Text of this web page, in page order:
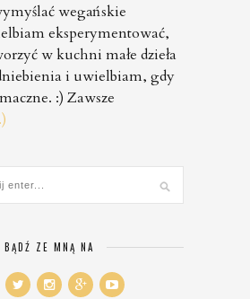
wegańskie
eksperymentować,
w kuchni małe dzieła
i uwielbiam, gdy
:) Zawsze
BĄDŹ ZE MNĄ NA